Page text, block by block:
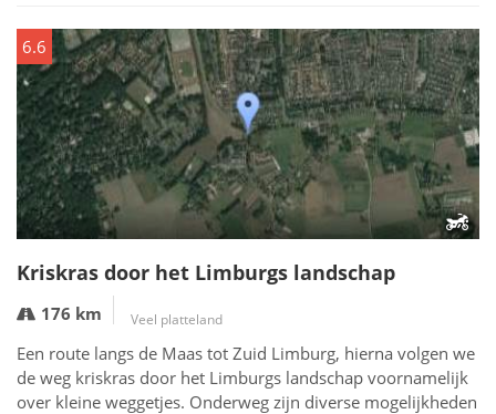
6.6
Kriskras door het Limburgs landschap
176 km Veel platteland
Een route langs de Maas tot Zuid Limburg, hierna volgen we
de weg kriskras door het Limburgs landschap voornamelijk
over kleine weggetjes. Onderweg zijn diverse mogelijkheden